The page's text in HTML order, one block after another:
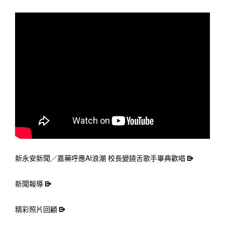
新永安新聞／嘉藥呼應AI浪潮 校長變饒舌歌手畢典歡唱
新聞報導
精彩照片回顧